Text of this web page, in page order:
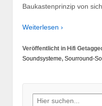
Baukastenprinzip von
Weiterlesen ›
Veröffentlicht in Hifi
Soundsysteme, Sourround-
Suche nach: